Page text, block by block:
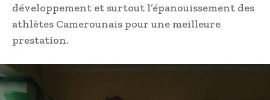
développement et surtout l’épanouissement des
athlètes Camerounais pour une meilleure
prestation.